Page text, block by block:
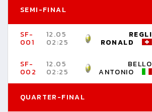
SEMI-FINAL
SF-
001
12.05
02:25
REGLI
RONALD
SF-
002
12.05
02:25
BELLO
ANTONIO
QUARTER-FINAL